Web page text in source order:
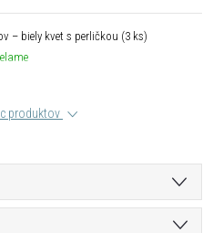
– biely kvet s perličkou (3 ks)
produktov